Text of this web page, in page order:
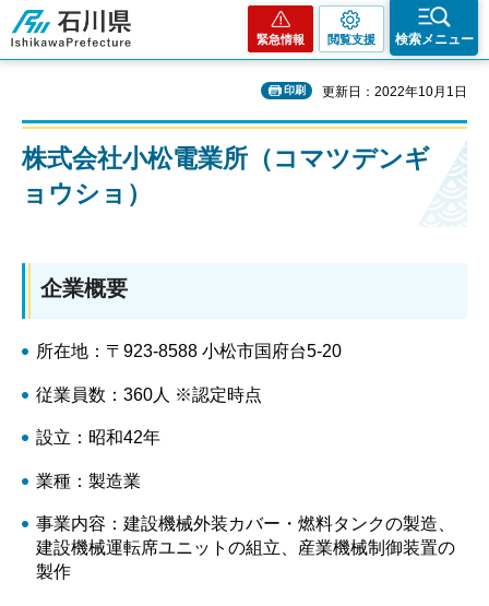
石川県
緊急情報 閲覧支援 検索メニュー
印刷 更新日：2022年10月1日
株式会社小松電業所（コマツデンギ
ョウショ）
企業概要
所在地：〒923-8588 小松市国府台5-20
従業員数：360人 ※認定時点
設立：昭和42年
業種：製造業
事業内容：建設機械外装カバー・燃料タンクの製造、
建設機械運転席ユニットの組立、産業機械制御装置の
製作